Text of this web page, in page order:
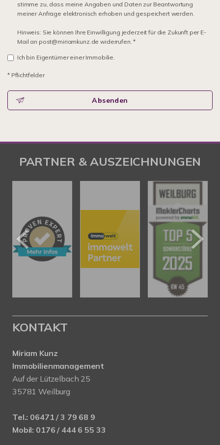
stimme zu, dass meine Angaben und Daten zur Beantwortung
meiner Anfrage elektronisch erhoben und gespeichert werden.
Hinweis: Sie können Ihre Einwilligung jederzeit für die Zukunft per E-
Mail an post@miriamkunz.de widerrufen. *
Ich bin Eigentümer einer Immobilie.
* Pflichtfelder
Absenden
PARTNER & AUSZEICHNUNGEN
KONTAKT
Miriam Kunz
Immobilienmanagement
Auf der Lützelbach 25
35781 Weilburg
Tel.: 06471 / 3 79 68 9
Mobil: 0176 / 444 6 55 33